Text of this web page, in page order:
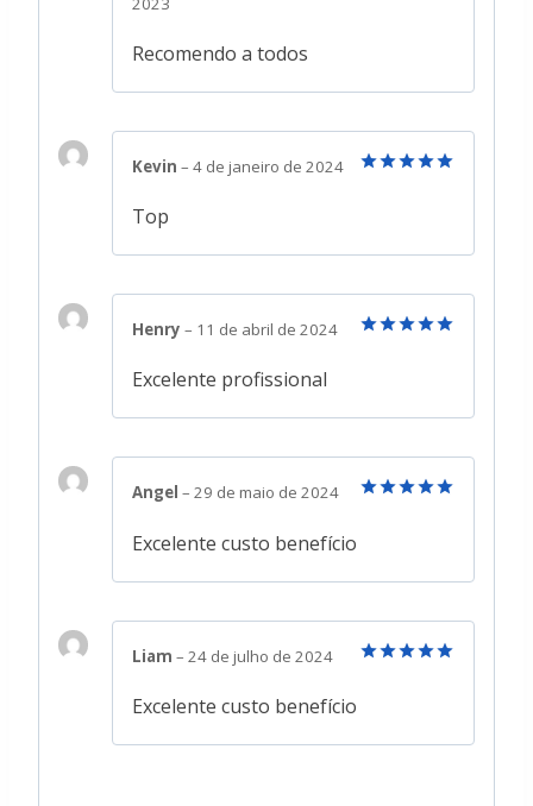
Recomendo a todos
Kevin – 4 de janeiro de 2024
Top
Henry – 11 de abril de 2024
Excelente profissional
Angel – 29 de maio de 2024
Excelente custo benefício
Liam – 24 de julho de 2024
Excelente custo benefício